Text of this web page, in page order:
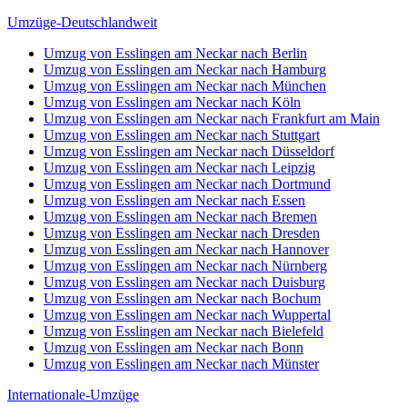
Umzüge-Deutschlandweit
Umzug von Esslingen am Neckar nach Berlin
Umzug von Esslingen am Neckar nach Hamburg
Umzug von Esslingen am Neckar nach München
Umzug von Esslingen am Neckar nach Köln
Umzug von Esslingen am Neckar nach Frankfurt am Main
Umzug von Esslingen am Neckar nach Stuttgart
Umzug von Esslingen am Neckar nach Düsseldorf
Umzug von Esslingen am Neckar nach Leipzig
Umzug von Esslingen am Neckar nach Dortmund
Umzug von Esslingen am Neckar nach Essen
Umzug von Esslingen am Neckar nach Bremen
Umzug von Esslingen am Neckar nach Dresden
Umzug von Esslingen am Neckar nach Hannover
Umzug von Esslingen am Neckar nach Nürnberg
Umzug von Esslingen am Neckar nach Duisburg
Umzug von Esslingen am Neckar nach Bochum
Umzug von Esslingen am Neckar nach Wuppertal
Umzug von Esslingen am Neckar nach Bielefeld
Umzug von Esslingen am Neckar nach Bonn
Umzug von Esslingen am Neckar nach Münster
Internationale-Umzüge